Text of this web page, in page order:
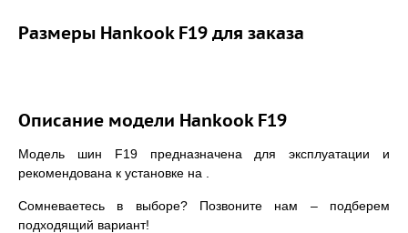
Размеры Hankook F19 для заказа
Описание модели Hankook F19
Модель шин F19 предназначена для эксплуатации и
рекомендована к установке на .
Сомневаетесь в выборе? Позвоните нам – подберем
подходящий вариант!